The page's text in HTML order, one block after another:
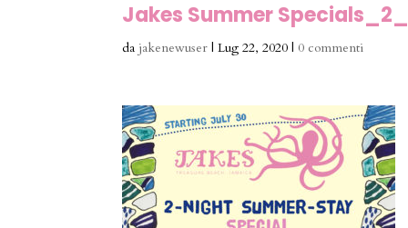
Jakes Summer
da jakenewuser |Lug 22, 2020 |0 commenti